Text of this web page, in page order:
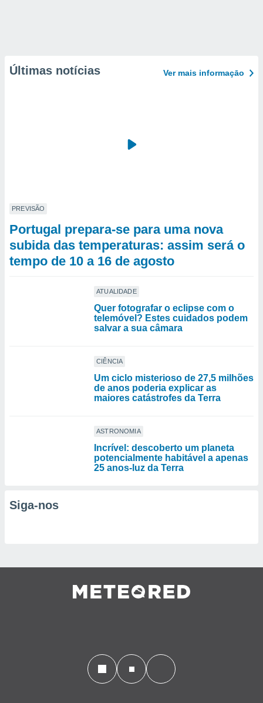
Últimas notícias Ver mais informaçāo
PREVISÃO
Portugal prepara-se para uma nova
subida das temperaturas: assim será o
tempo de 10 a 16 de agosto
ATUALIDADE
Quer fotografar o eclipse com o
telemóvel? Estes cuidados podem
salvar a sua câmara
CIÊNCIA
Um ciclo misterioso de 27,5 milhões
de anos poderia explicar as
maiores catástrofes da Terra
ASTRONOMIA
Incrível: descoberto um planeta
potencialmente habitável a apenas
25 anos-luz da Terra
Siga-nos